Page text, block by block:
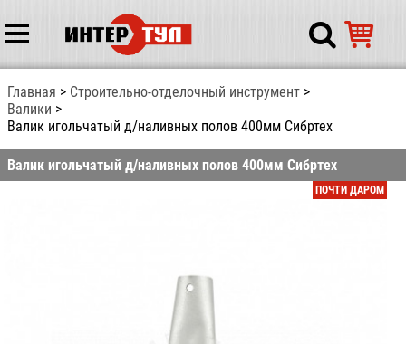
Главная
Строительно-отделочный инструмент
Валики
Валик игольчатый д/наливных полов 400мм Сибртех
Валик игольчатый д/наливных полов 400мм Сибртех
ПОЧТИ ДАРОМ